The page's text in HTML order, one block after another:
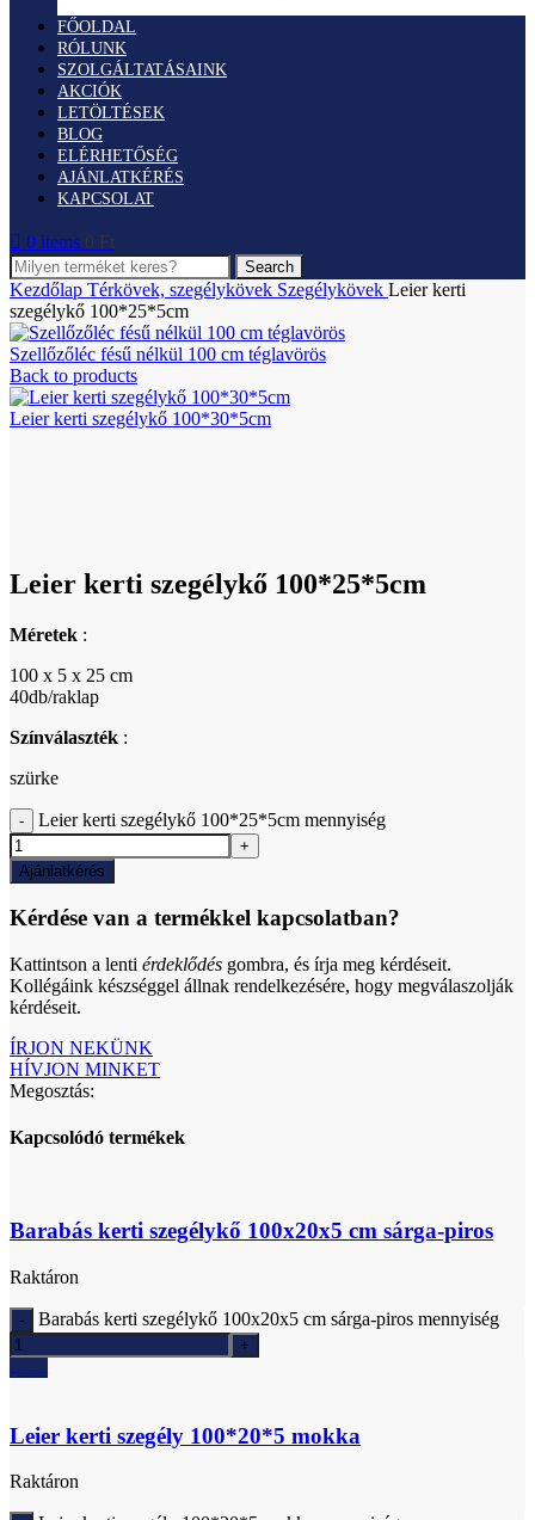
FŐOLDAL
RÓLUNK
SZOLGÁLTATÁSAINK
AKCIÓK
LETÖLTÉSEK
BLOG
ELÉRHETŐSÉG
AJÁNLATKÉRÉS
KAPCSOLAT
0 items 0 Ft
Search
Kezdőlap Térkövek, szegélykövek Szegélykövek Leier kerti
szegélykő 100*25*5cm
Szellőzőléc fésű nélkül 100 cm téglavörös
Back to products
Leier kerti szegélykő 100*30*5cm
Leier kerti szegélykő 100*25*5cm
Méretek :
100 x 5 x 25 cm
40db/raklap
Színválaszték :
szürke
Leier kerti szegélykő 100*25*5cm mennyiség
Ajánlatkérés
Kérdése van a termékkel kapcsolatban?
Kattintson a lenti érdeklődés gombra, és írja meg kérdéseit.
Kollégáink készséggel állnak rendelkezésére, hogy megválaszolják
kérdéseit.
ÍRJON NEKÜNK
HÍVJON MINKET
Megosztás:
Kapcsolódó termékek
Barabás kerti szegélykő 100x20x5 cm sárga-piros
Raktáron
Barabás kerti szegélykő 100x20x5 cm sárga-piros mennyiség
Ajánlatkérés
Leier kerti szegély 100*20*5 mokka
Raktáron